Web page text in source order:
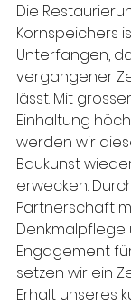
Die
Kornspeichers
Unterfangen,
vergangener
lässt. Mit
Einhaltung
werden wir
Baukunst
erwecken.
Partnerschaft
Denkmalpflege
Engagement
setzen wir ein
Erhalt unseres